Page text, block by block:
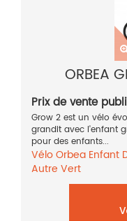
ORBEA
Prix de vente
Grow 2 est un vélo
grandit avec l'enfant
pour des enfants...
VéloOrbea Enfant
Autre Vert